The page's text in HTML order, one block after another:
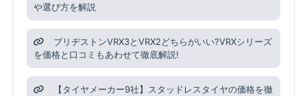
や選び方を解説
ブリヂストンVRX3とVRX2どちらがいい?VRXシリーズ
を価格と口コミもあわせて徹底解説!
【タイヤメーカー9社】スタッドレスタイヤの価格を徹